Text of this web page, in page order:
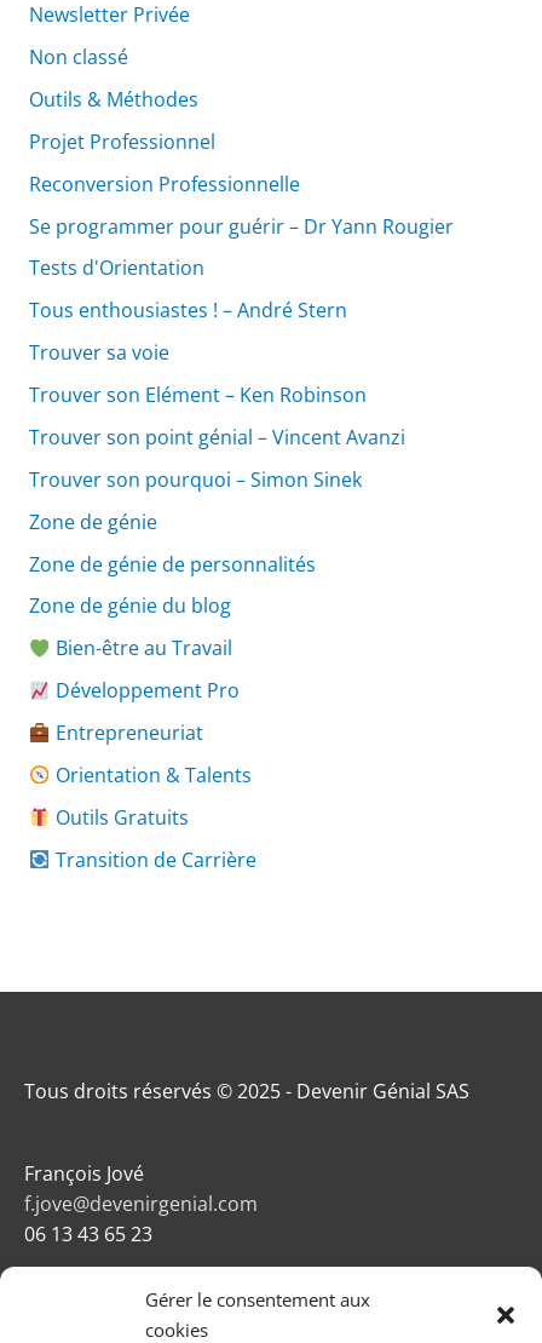
Gérer le consentement aux
cookies
Newsletter Privée
Non classé
Outils & Méthodes
Projet Professionnel
Reconversion Professionnelle
Se programmer pour guérir – Dr Yann Rougier
Tests d'Orientation
Tous enthousiastes ! – André Stern
Trouver sa voie
Trouver son Elément – Ken Robinson
Trouver son point génial – Vincent Avanzi
Trouver son pourquoi – Simon Sinek
Zone de génie
Zone de génie de personnalités
Zone de génie du blog
Bien-être au Travail
Développement Pro
Entrepreneuriat
Orientation & Talents
Outils Gratuits
Transition de Carrière
Tous droits réservés © 2025 - Devenir Génial SAS
François Jové
f.jove@devenirgenial.com
06 13 43 65 23